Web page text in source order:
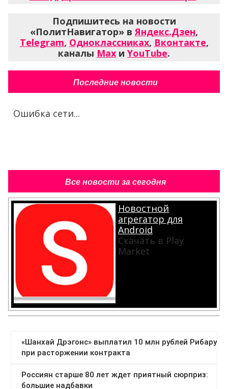
Подпишитесь на новости
«ПолитНавигатор» вЯндекс.Дзен,
Telegram, Одноклассниках, Вконтакте,
каналы Max и YouTube.
Последние новости
Ошибка сети...
Все новости за сегодня
Новостной
агрегатор для
Android
Скачать в Play
Market